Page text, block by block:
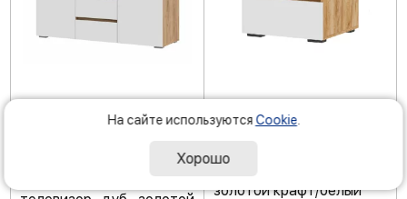
Высота
Глубина
Ширина Высота
Напольная тумба Хелен
золотой крафт/белый
На сайте используются Cookie
Хорошо